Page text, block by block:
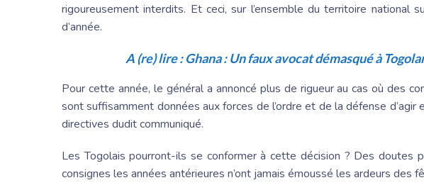
rigoureusement interdits. Et ceci, sur l’ensemble du territoire
d’année.
A (re) lire :Ghana : Un faux avocat démasqué à
Pour cette année, le général a annoncé plus de rigueur au cas où des
sont suffisamment données aux forces de l’ordre et de la défense d’agir
directives dudit communiqué.
Les Togolais pourront-ils se conformer à cette décision ? Des doutes
consignes les années antérieures n’ont jamais émoussé les ardeurs des